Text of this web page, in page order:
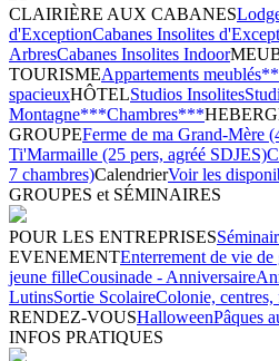
CLAIRIÈRE AUX CABANES
d'ExceptionCabanes Insolites
ArbresCabanes Insolites Indoor
TOURISMEAppartements
spacieuxHÔTELStudios Insolites
Montagne***Chambres***
GROUPEFerme de ma Grand-Mère
Ti'Marmaille (25 pers, agréé SDJES)
7 chambres)CalendrierVoir les
GROUPES et SÉMINAIRES
POUR LES ENTREPRISES
EVENEMENTEnterrement de vie de
jeune filleCousinade - Anniversaire
LutinsSortie ScolaireColonie,
RENDEZ-VOUSHalloweenPâques
INFOS PRATIQUES